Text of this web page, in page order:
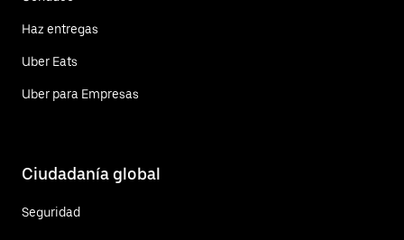
Haz entregas
Uber Eats
Uber para Empresas
Ciudadanía global
Seguridad